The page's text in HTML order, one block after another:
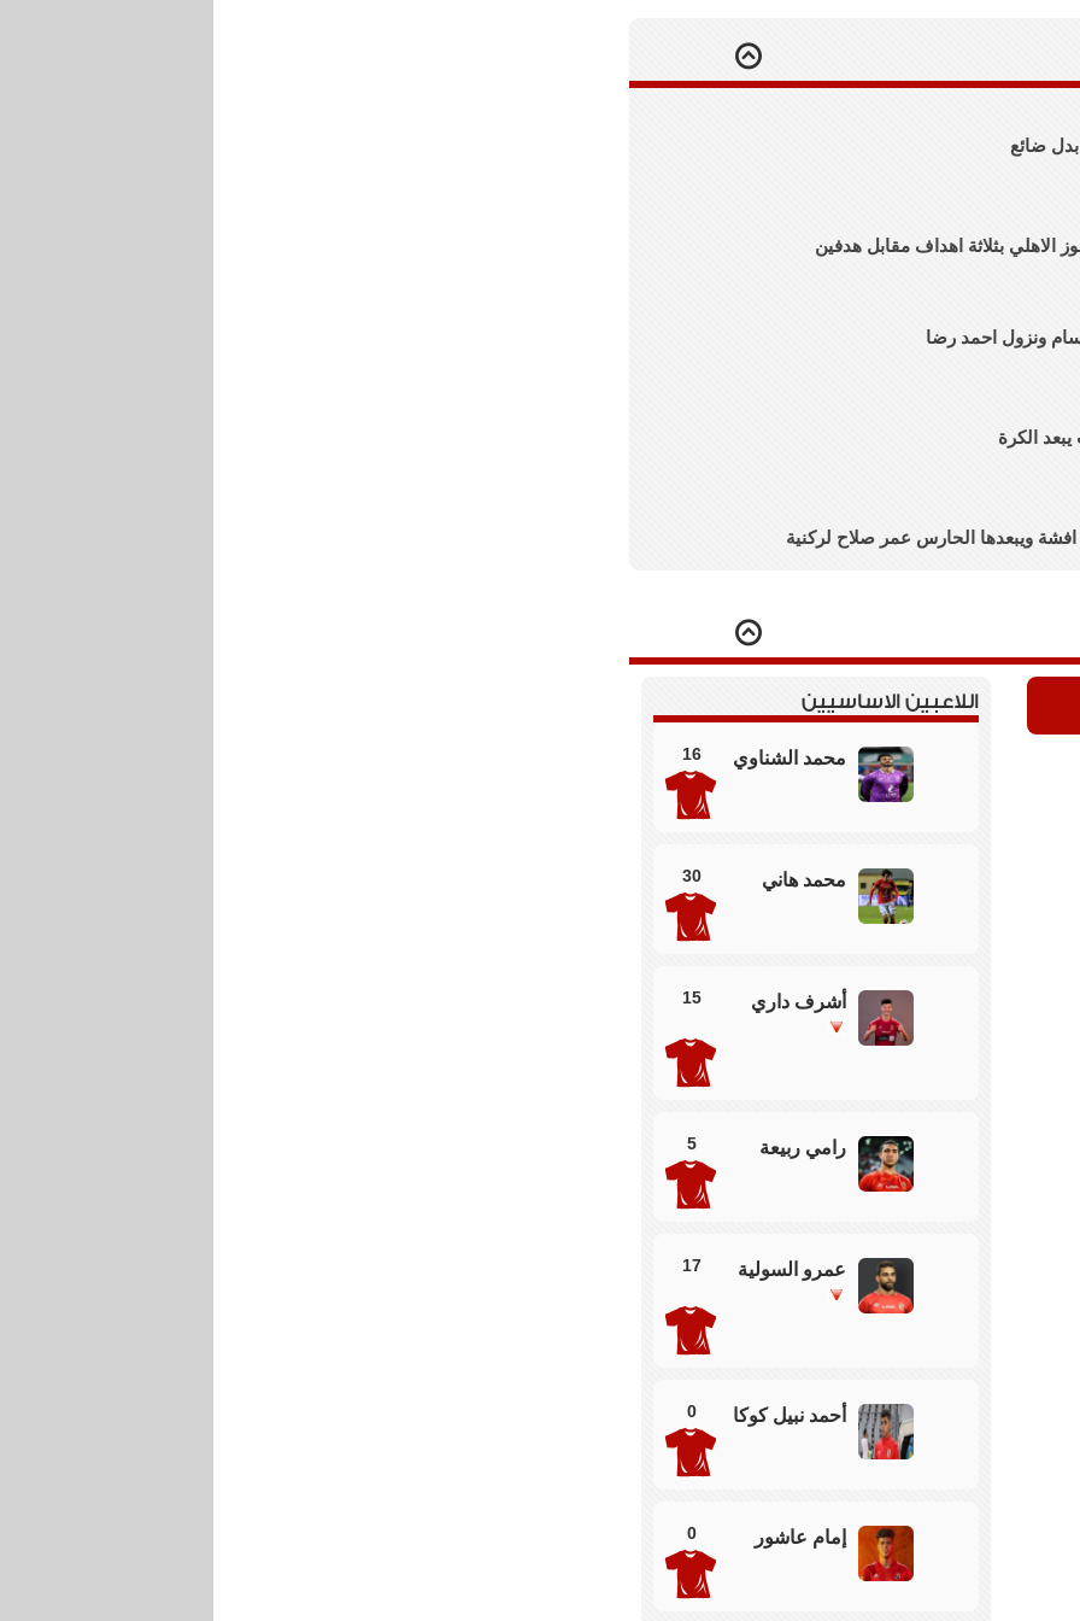
الاهلي بثلاثة اهداف مقابل هدفين
ونزول احمد رضا
الكرة
افشة ويبعدها الحارس عمر صلاح لركنية
ولكن بجوار القائم الايسر لمرمي عمر صلاح
لبتروجت والشحات يبعد الكرة من علي خط المرمي
في الخروج ولكن ياسر ابراهيم يبعد الراسية من
بعد جذب لاعب بتاروجيت من القميص
لوجود مخالفة ضد امام عاشور
اول
رائئئئئئئئئئئئئئئئئئع في شباك
وجراديشار بدلا من بن شرقي والسولية وطاهر
اللاعبين الاساسيين
محمد الشناوي 16
محمد هاني 30
أشرف داري 15
رامي ربيعة 5
عمرو السولية 17
أحمد نبيل كوكا 0
إمام عاشور 0